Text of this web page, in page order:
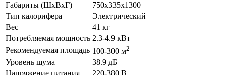
Габариты (ШхВхГ)
750х335х1300
Тип калорифера
Электрический
Вес
41 кг
Потребляемая мощность 2.3-4.9 кВт
Рекомендуемая площадь 100-300 м2
Уровень шума
38.9 дБ